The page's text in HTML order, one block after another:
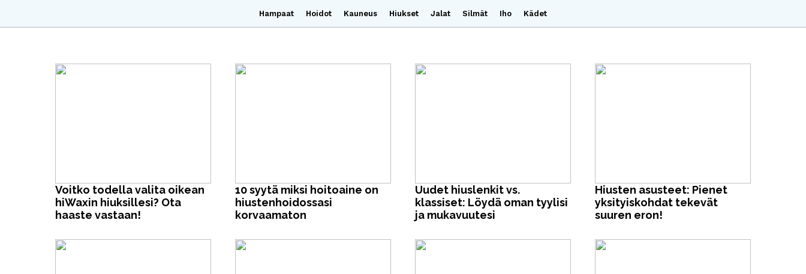
Hampaat Hoidot Kauneus Hiukset Jalat Silmät Iho Kädet
Voitko todella valita oikean
hiWaxin hiuksillesi? Ota
haaste vastaan!
10 syytä miksi hoitoaine on
hiustenhoidossasi
korvaamaton
Uudet hiuslenkit vs.
klassiset: Löydä oman tyylisi
ja mukavuutesi
Hiusten asusteet: Pienet
yksityiskohdat tekevät
suuren eron!